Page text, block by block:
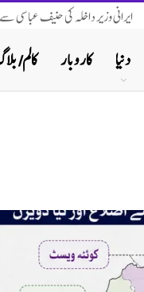
ایرانی وزیر داخلہ کی حنیف عباسی
کالم/ کاروبار دنیا